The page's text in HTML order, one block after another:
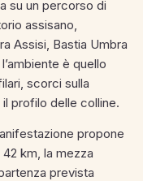
su un percorso di
assisano,
Assisi, Bastia Umbra
è quello
scorci sulla
profilo delle colline.
propone
km, la mezza
prevista